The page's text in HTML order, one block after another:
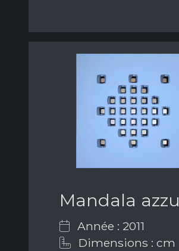
Mandala
Année : 2011
Dimensions : cm